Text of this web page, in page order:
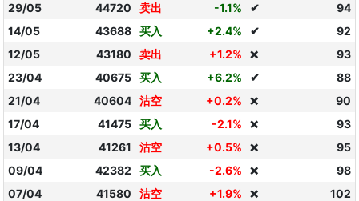
29/05
44720 卖出 -1.1% ✔
94
14/05
43688 买入 +2.4% ✔
92
12/05
43180 卖出 +1.2% ❌
93
23/04
40675 买入 +6.2% ✔
88
21/04
40604 沽空 +0.2% ❌
90
17/04
41475 买入 -2.1% ❌
93
13/04
41261 沽空 +0.5% ❌
95
09/04
42382 买入 -2.6% ❌
98
07/04
41580 沽空 +1.9% ❌
102